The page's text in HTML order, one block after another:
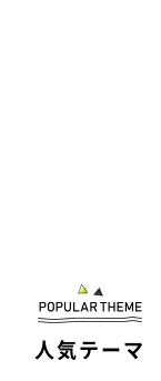
人気テーマ